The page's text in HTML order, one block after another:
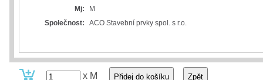
Mj:
M
Společnost:
ACO Stavební prvky spol. s r.o.
x M